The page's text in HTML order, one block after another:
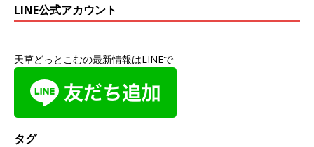
LINE公式アカウント
天草どっとこむの最新情報はLINEで
タグ